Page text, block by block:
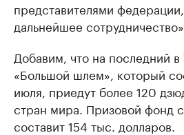
представителями
дальнейшее
Добавим, что на последний
«Большой шлем», который
июля, приедут более 120
стран мира. Призовой фонд
составит 154 тыс. долларов.